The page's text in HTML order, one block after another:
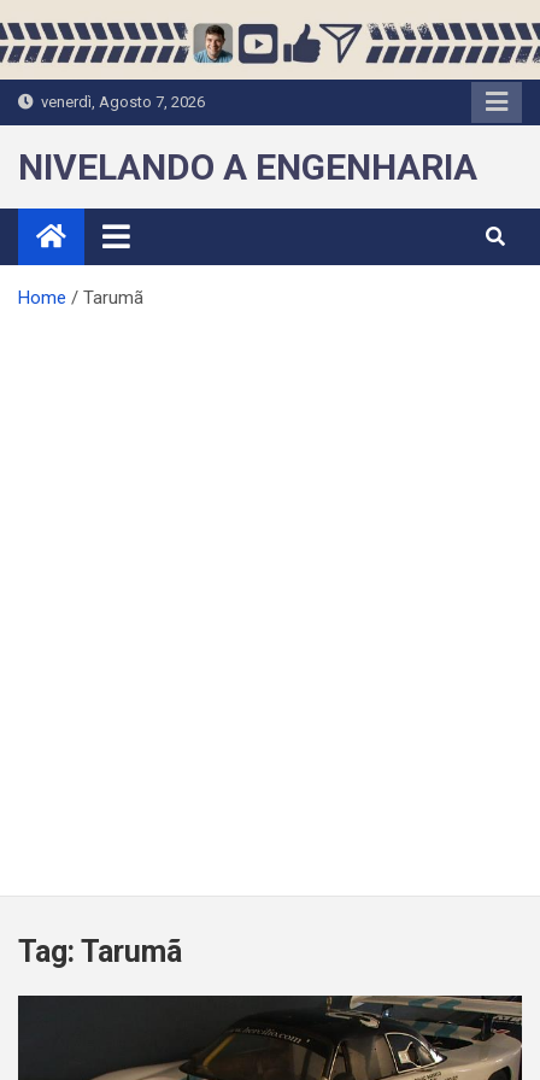
to
venerdì, Agosto 7, 2026
NIVELANDO A ENGENHARIA
Home Tarumã
Tag: Tarumã